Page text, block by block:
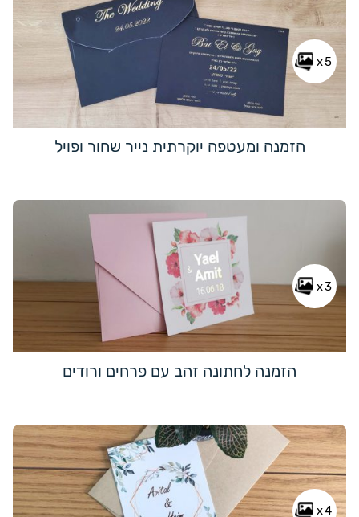
x5
הזמנה ומעטפה יוקרתית נייר שחור ופויל
x3
הזמנה לחתונה זהב עם פרחים ורודים
x4